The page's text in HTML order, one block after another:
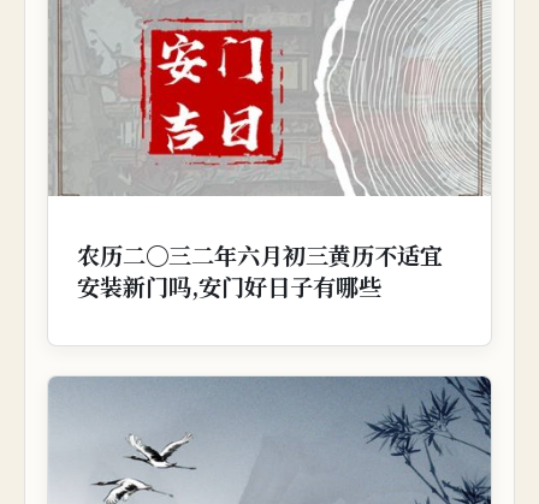
农历二〇三二年六月初三黄历不适宜
安装新门吗,安门好日子有哪些